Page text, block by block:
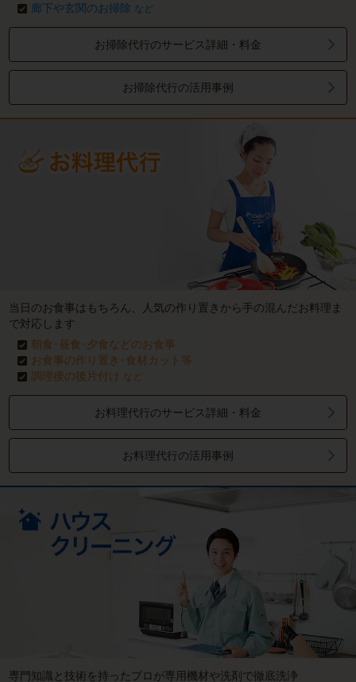
廊下や玄関のお掃除 など
お掃除代行のサービス詳細・料金
お掃除代行の活用事例
当日のお食事はもちろん、人気の作り置きから手の混んだお料理ま
で対応します
朝食･昼食･夕食などのお食事
お食事の作り置き･食材カット等
調理後の後片付け など
お料理代行のサービス詳細・料金
お料理代行の活用事例
専門知識と技術を持ったプロが専用機材や洗剤で徹底洗浄